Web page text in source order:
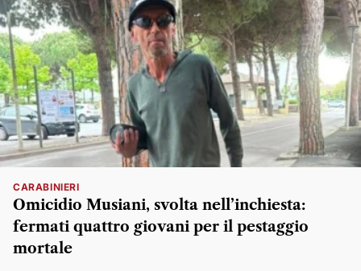
CARABINIERI
Omicidio Musiani, svolta nell’inchiesta:
fermati quattro giovani per il pestaggio
mortale